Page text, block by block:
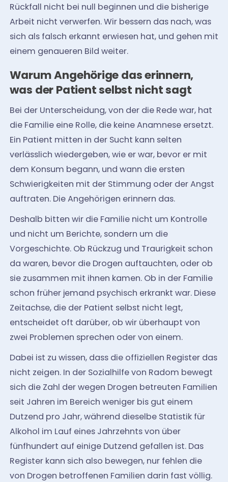
Rückfall nicht bei null beginnen und die bisherige
Arbeit nicht verwerfen. Wir bessern das nach, was
sich als falsch erkannt erwiesen hat, und gehen mit
einem genaueren Bild weiter.
Warum Angehörige das erinnern,
was der Patient selbst nicht sagt
Bei der Unterscheidung, von der die Rede war, hat
die Familie eine Rolle, die keine Anamnese ersetzt.
Ein Patient mitten in der Sucht kann selten
verlässlich wiedergeben, wie er war, bevor er mit
dem Konsum begann, und wann die ersten
Schwierigkeiten mit der Stimmung oder der Angst
auftraten. Die Angehörigen erinnern das.
Deshalb bitten wir die Familie nicht um Kontrolle
und nicht um Berichte, sondern um die
Vorgeschichte. Ob Rückzug und Traurigkeit schon
da waren, bevor die Drogen auftauchten, oder ob
sie zusammen mit ihnen kamen. Ob in der Familie
schon früher jemand psychisch erkrankt war. Diese
Zeitachse, die der Patient selbst nicht legt,
entscheidet oft darüber, ob wir überhaupt von
zwei Problemen sprechen oder von einem.
Dabei ist zu wissen, dass die offiziellen Register das
nicht zeigen. In der Sozialhilfe von Radom bewegt
sich die Zahl der wegen Drogen betreuten Familien
seit Jahren im Bereich weniger bis gut einem
Dutzend pro Jahr, während dieselbe Statistik für
Alkohol im Lauf eines Jahrzehnts von über
fünfhundert auf einige Dutzend gefallen ist. Das
Register kann sich also bewegen, nur fehlen die
von Drogen betroffenen Familien darin fast völlig.